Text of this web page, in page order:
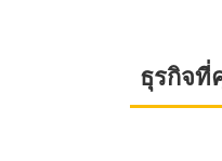
ธุรกิจที่